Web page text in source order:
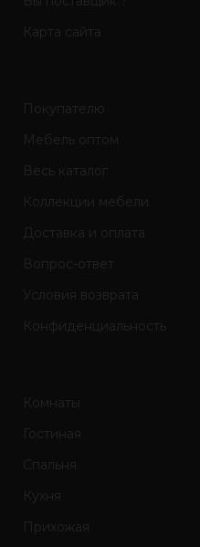
Карта сайта
Покупателю
Мебель оптом
Весь каталог
Коллекции мебели
Доставка и оплата
Вопрос-ответ
Условия возврата
Конфиденциальность
Комнаты
Гостиная
Спальня
Кухня
Прихожая